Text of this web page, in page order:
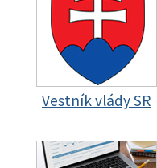
Vestník vlády SR